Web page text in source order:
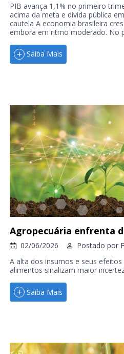
PIB avança 1,1% no primeiro
acima da meta e dívida pública
cautela A economia brasileira
embora em ritmo moderado. No
Saiba Mais
Agropecuária enfrenta
02/06/2026 Postado por
A alta dos insumos e seus
alimentos sinalizam maior
Saiba Mais